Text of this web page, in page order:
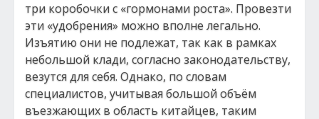
три коробочки с «гормонами роста». Провезти
эти «удобрения» можно вполне легально.
Изъятию они не подлежат, так как в рамках
небольшой клади, согласно законодательству,
везутся для себя. Однако, по словам
специалистов, учитывая большой объём
въезжающих в область китайцев, таким